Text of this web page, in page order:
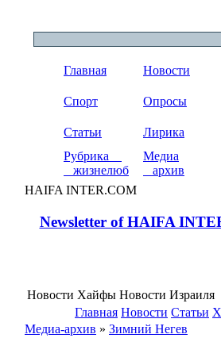
Главная Новости
Спорт Опросы
Статьи Лирика
Рубрика
жизнелюб
Медиа
архив
HAIFA INTER.COM
Newsletter of HAIFA
Новости Хайфы Новости Израиля
Главная Новости Статьи
Медиа-архив » Зимний Негев